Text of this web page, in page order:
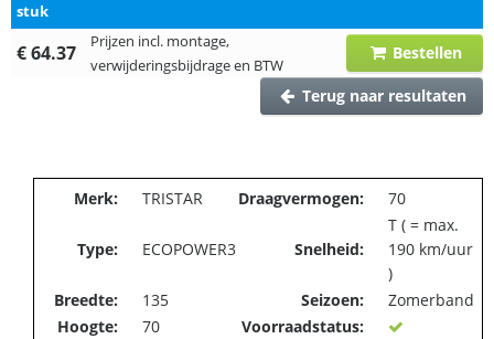
stuk
€ 64.37
Prijzen incl. montage,
verwijderingsbijdrage en BTW
Bestellen
Terug naar resultaten
Merk: TRISTAR Draagvermogen: 70
Type: ECOPOWER3 Snelheid:
T ( = max.
190 km/uur
)
Breedte:
135 Seizoen:
Zomerband
Hoogte:
70
Voorraadstatus: